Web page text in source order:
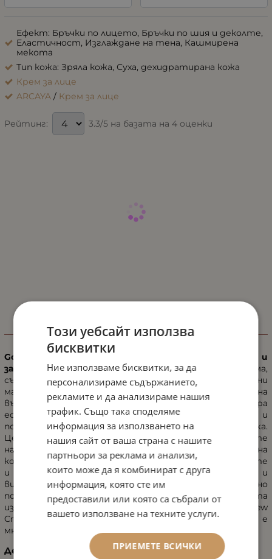
Ефект: Бръчки по лицето, Бръчки по шия и деколте,
Еластичност, Изглаждане на тена, Кашмирена
мекота
Тип кожа: Зряла кожа, Суха, дехидратирана кожа
Крем за лице
ARCAYA / Крем за лице
Рейтинг: 3.3/5 на базата на 4 оценки
ИНФОРМАЦИЯ
Golden Dew е луксозен анти-ейдж крем за стягане и
заглаждане с 3D ефект. Уникалната формула на крема,
състояща се от злато и най-добрите натурални
масла, устойчиво подпомага процеса на
възстановяване на кожата. Активизира
естествените защитни функции на клетките и
подобрява профила дори на най-взискателната кожа.
Ценните активни съставки премахват симптомите
на дефицит, осигуряват повишена способност на
кожата да се регенерира и видимо изглаждат линиите
и бръчките. Уникалната златна формула и
висококачествените натурални масла трайно
подпомагат естествения баланс на кожата. . Кожата
изглежда по-спокойна, по-млада и по-свежа. Golden Dew
Cream е идеалният крем за лице, когато кожата е
много груба, суха и набръчкана на допир.
Действие на активните съставки:
Този уебсайт използва
бисквитки
Ние използваме бисквитки, за да
персонализираме съдържанието,
рекламите и да анализираме нашия
трафик. Също така споделяме
информация за използването на
нашия сайт от ваша страна с нашите
партньори за реклама и анализи,
които може да я комбинират с друга
информация, която сте им
предоставили или която са събрали от
вашето използване на техните услуги.
ПРИЕМЕТЕ ВСИЧКИ